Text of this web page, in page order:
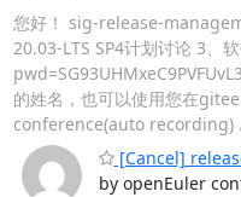
您好！ sig-release-
20.03-LTS SP4计划讨论 3、
的姓名，也可以使用您在
conference(auto recording)
[Cancel]
by openEuler